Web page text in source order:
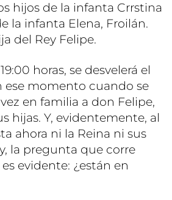
hijos de la infanta Crrstina
la infanta Elena, Froilán.
del Rey Felipe.
horas, se desvelerá el
ese momento cuando se
en familia a don Felipe,
hijas. Y, evidentemente, al
ahora ni la Reina ni sus
la pregunta que corre
evidente: ¿están en